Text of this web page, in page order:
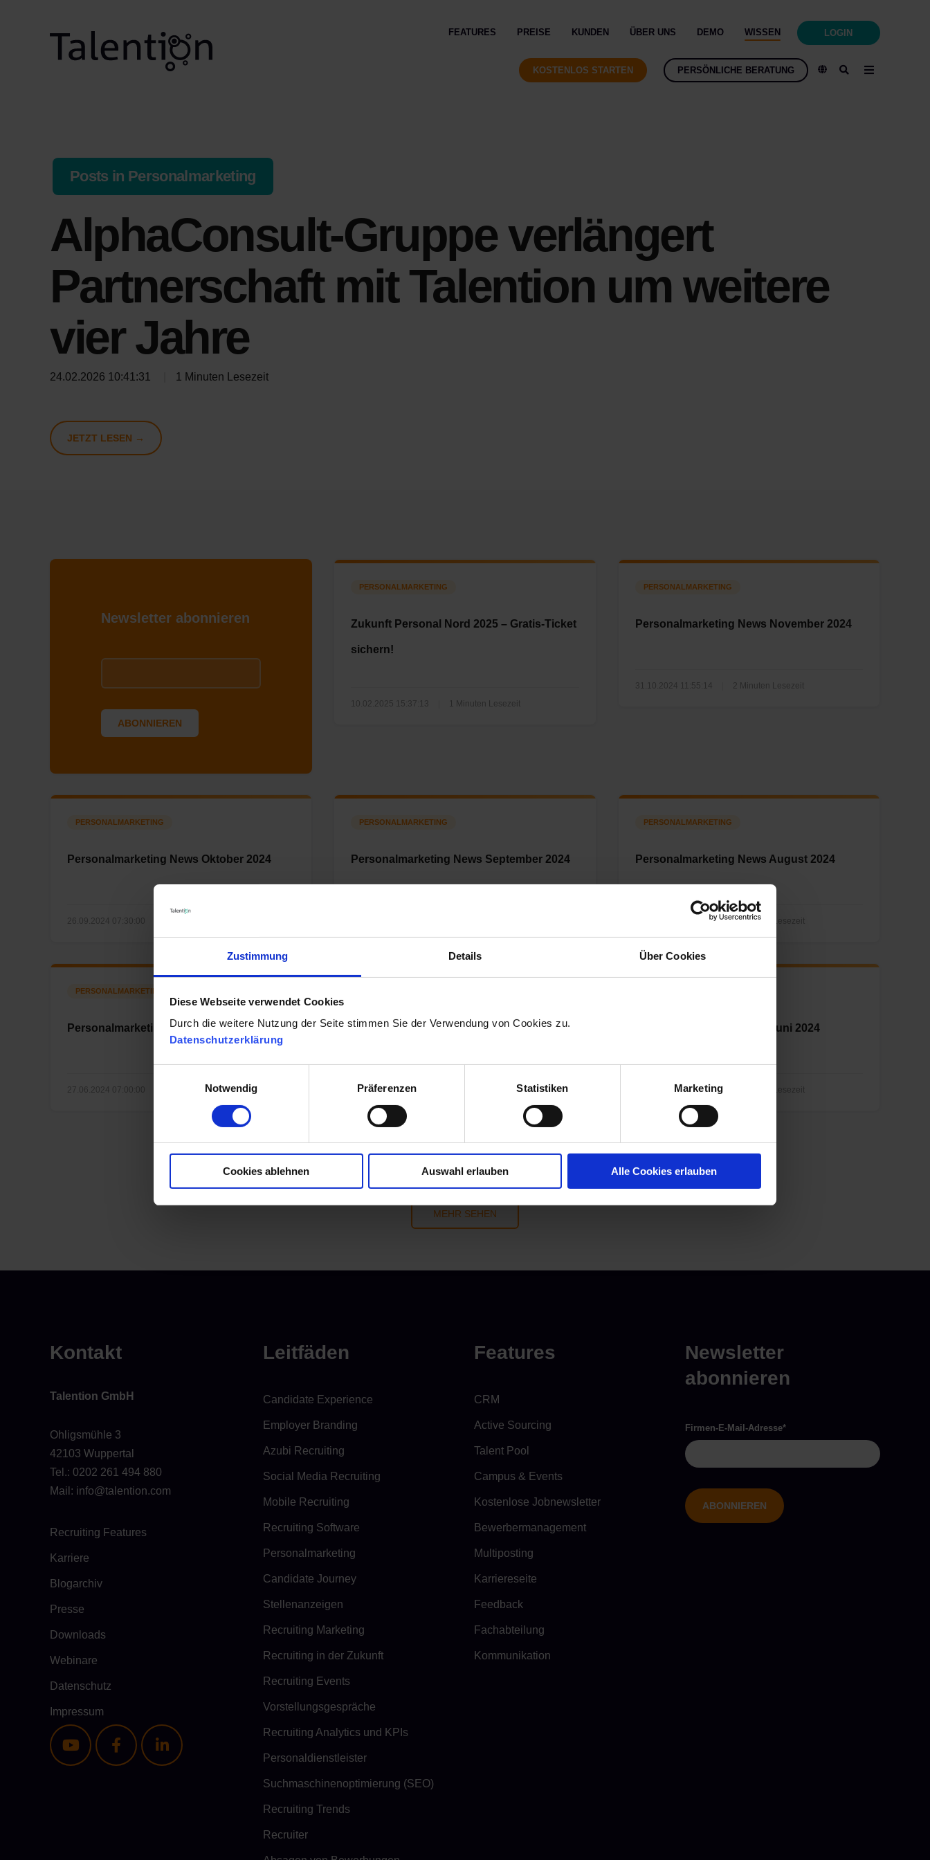
Zustimmung Details Über Cookies
Diese Webseite verwendet Cookies
Durch die weitere Nutzung der Seite stimmen Sie der Verwendung von Cookies zu.
Datenschutzerklärung
g
s
Notwendig Präferenzen Statistiken Marketing
Cookies ablehnen Auswahl erlauben Alle Cookies erlauben
FEATURES PREISE KUNDEN ÜBER UNS DEMO WISSEN LOGIN
KOSTENLOS STARTEN PERSÖNLICHE BERATUNG
Posts in Personalmarketing
AlphaConsult-Gruppe verlängert
Partnerschaft mit Talention um weitere
vier Jahre
24.02.2026 10:41:31 1 Minuten Lesezeit
JETZT LESEN →
Newsletter abonnieren
PERSONALMARKETING
Zukunft Personal Nord 2025 – Gratis-Ticket
sichern!
10.02.2025 15:37:13 1 Minuten Lesezeit
PERSONALMARKETING
Personalmarketing News November 2024
31.10.2024 11:55:14 2 Minuten Lesezeit
PERSONALMARKETING
Personalmarketing News Oktober 2024
26.09.2024 07:30:00
PERSONALMARKETING
Personalmarketing News September 2024
PERSONALMARKETING
Personalmarketing News August 2024
25.07.2024 07:00:00 | 1 Minuten Lesezeit
PERSONALMARKETING
Personalmarketing News Juli 2024
27.06.2024 07:00:00 2 Minuten Lesezeit
Ganzheitliches System, das eine zentrale
20.06.2024 15:25:26
Personalmarketing News Juni 2024
29.05.2024 08:49:38 | 2 Minuten Lesezeit
MEHR SEHEN
Kontakt
Talention GmbH
Ohligsmühle 3
42103 Wuppertal
Tel.: 0202 261 494 880
Mail: info@talention.com
Recruiting Features
Karriere
Blogarchiv
Presse
Downloads
Webinare
Datenschutz
Impressum
Leitfäden
Candidate Experience
Employer Branding
Azubi Recruiting
Social Media Recruiting
Mobile Recruiting
Recruiting Software
Personalmarketing
Candidate Journey
Stellenanzeigen
Recruiting Marketing
Recruiting in der Zukunft
Recruiting Events
Vorstellungsgespräche
Recruiting Analytics und KPIs
Personaldienstleister
Suchmaschinenoptimierung (SEO)
Recruiting Trends
Recruiter
Features
CRM
Active Sourcing
Talent Pool
Campus & Events
Kostenlose Jobnewsletter
Bewerbermanagement
Multiposting
Karriereseite
Feedback
Fachabteilung
Kommunikation
Newsletter
abonnieren
Firmen-E-Mail-Adresse*